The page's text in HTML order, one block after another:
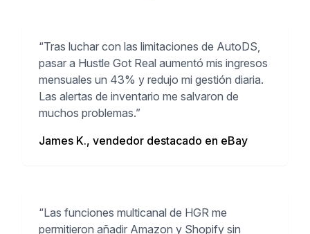
“Tras luchar con las limitaciones de AutoDS,
pasar a Hustle Got Real aumentó mis ingresos
mensuales un 43% y redujo mi gestión diaria.
Las alertas de inventario me salvaron de
muchos problemas.”
James K., vendedor destacado en eBay
“Las funciones multicanal de HGR me
permitieron añadir Amazon y Shopify sin